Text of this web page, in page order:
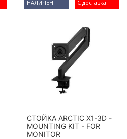
С доставка
НАЛИЧЕН
СТОЙКА ARCTIC X1-3D -
MOUNTING KIT - FOR
MONITOR